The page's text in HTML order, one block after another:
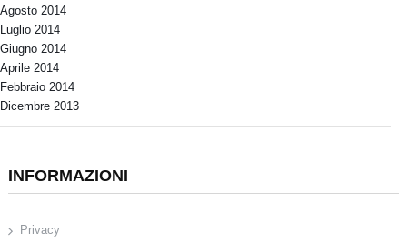
Agosto 2014
Luglio 2014
Giugno 2014
Aprile 2014
Febbraio 2014
Dicembre 2013
INFORMAZIONI
Privacy